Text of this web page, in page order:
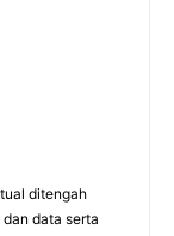
ditengah
data serta